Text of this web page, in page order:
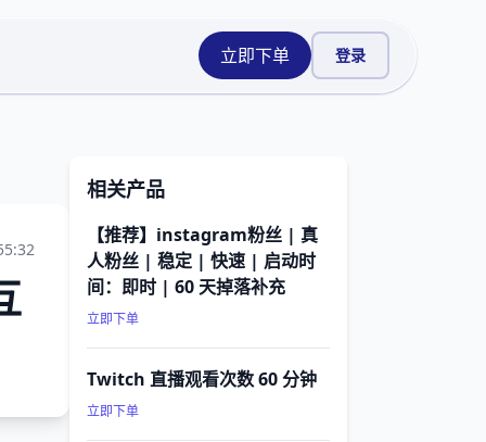
立即下单 登录
相关产品
【推荐】instagram粉丝 | 真
人粉丝 | 稳定 | 快速 | 启动时
间：即时 | 60 天掉落补充
立即下单
Twitch 直播观看次数 60 分钟
立即下单